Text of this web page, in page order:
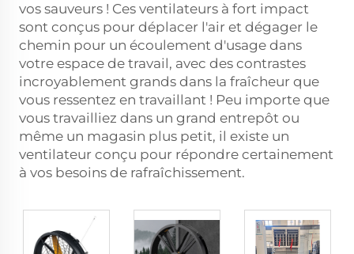
vos sauveurs ! Ces ventilateurs à fort impact
sont conçus pour déplacer l'air et dégager le
chemin pour un écoulement d'usage dans
votre espace de travail, avec des contrastes
incroyablement grands dans la fraîcheur que
vous ressentez en travaillant ! Peu importe que
vous travailliez dans un grand entrepôt ou
même un magasin plus petit, il existe un
ventilateur conçu pour répondre certainement
à vos besoins de rafraîchissement.